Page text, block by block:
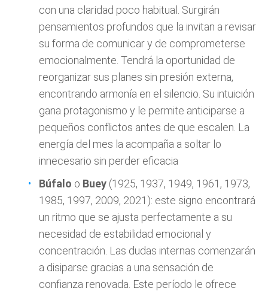
con una claridad poco habitual. Surgirán
pensamientos profundos que la invitan a revisar
su forma de comunicar y de comprometerse
emocionalmente. Tendrá la oportunidad de
reorganizar sus planes sin presión externa,
encontrando armonía en el silencio. Su intuición
gana protagonismo y le permite anticiparse a
pequeños conflictos antes de que escalen. La
energía del mes la acompaña a soltar lo
innecesario sin perder eficacia
Búfalo o Buey (1925, 1937, 1949, 1961, 1973,
1985, 1997, 2009, 2021): este signo encontrará
un ritmo que se ajusta perfectamente a su
necesidad de estabilidad emocional y
concentración. Las dudas internas comenzarán
a disiparse gracias a una sensación de
confianza renovada. Este período le ofrece